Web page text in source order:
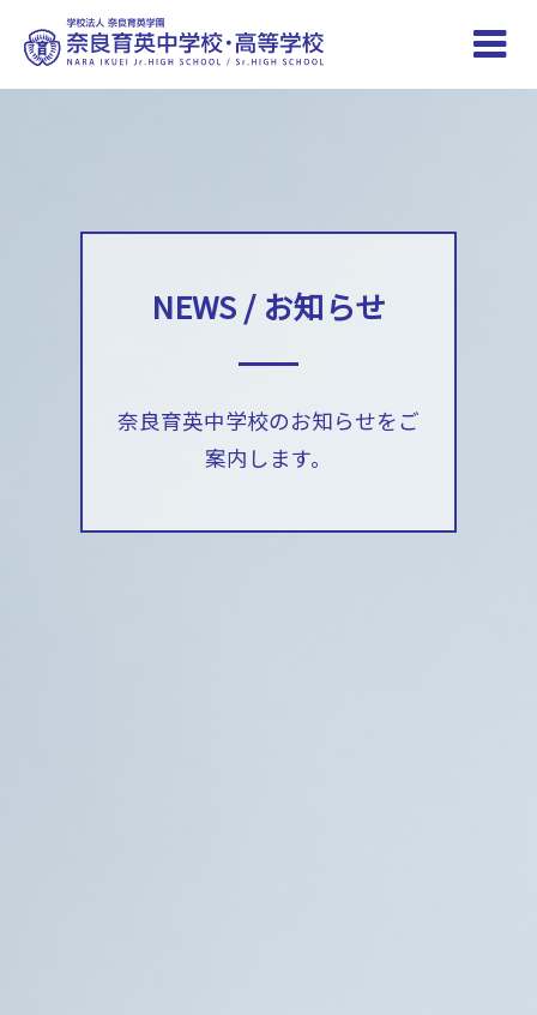
Toggle
NEWS / お知らせ
奈良育英中学校のお知らせをご
案内します。